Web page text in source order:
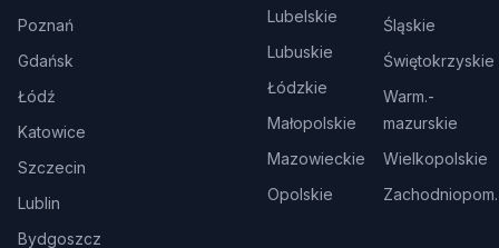
Poznań
Gdańsk
Łódź
Katowice
Szczecin
Lublin
Bydgoszcz
Lubelskie
Lubuskie
Łódzkie
Małopolskie
Mazowieckie
Opolskie
Śląskie
Świętokrzyskie
Warm.-
mazurskie
Wielkopolskie
Zachodniopom.